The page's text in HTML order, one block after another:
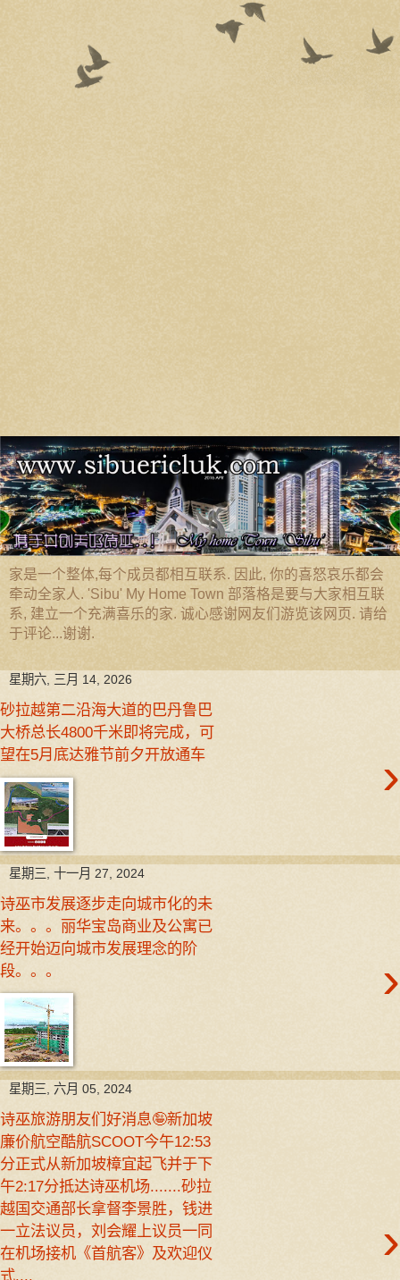
家是一个整体,每个成员都相互联系. 因此, 你的喜怒哀乐都会
牵动全家人. 'Sibu' My Home Town 部落格是要与大家相互联
系, 建立一个充满喜乐的家. 诚心感谢网友们游览该网页. 请给
于评论...谢谢.
星期六, 三月 14, 2026
砂拉越第二沿海大道的巴丹鲁巴
大桥总长4800千米即将完成，可
望在5月底达雅节前夕开放通车
›
星期三, 十一月 27, 2024
诗巫市发展逐步走向城市化的未
来。。。丽华宝岛商业及公寓已
经开始迈向城市发展理念的阶
段。。。
›
星期三, 六月 05, 2024
诗巫旅游朋友们好消息🤪新加坡
廉价航空酷航SCOOT今午12:53
分正式从新加坡樟宜起飞并于下
午2:17分抵达诗巫机场.......砂拉
越国交通部长拿督李景胜，钱进
一立法议员，刘会耀上议员一同
在机场接机《首航客》及欢迎仪
式....
›